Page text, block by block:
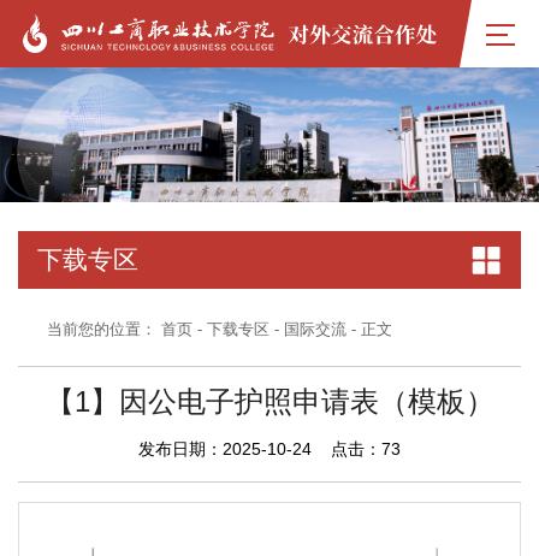
下载专区
当前您的位置： 首页 - 下载专区 - 国际交流 - 正文
【1】因公电子护照申请表（模板）
发布日期：2025-10-24 点击： 73